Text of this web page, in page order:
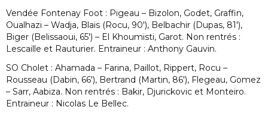
Vendée Fontenay Foot : Pigeau – Bizolon, Godet, Graffin,
Oualhazi – Wadja, Blais (Rocu, 90′), Belbachir (Dupas, 81′),
Biger (Belissaoui, 65′) – El Khoumisti, Garot. Non rentrés :
Lescaille et Rauturier. Entraineur : Anthony Gauvin.
SO Cholet : Ahamada – Farina, Paillot, Rippert, Rocu –
Rousseau (Dabin, 66′), Bertrand (Martin, 86′), Flegeau, Gomez
– Sarr, Aabiza. Non rentrés : Bakir, Djurickovic et Monteiro.
Entraineur : Nicolas Le Bellec.